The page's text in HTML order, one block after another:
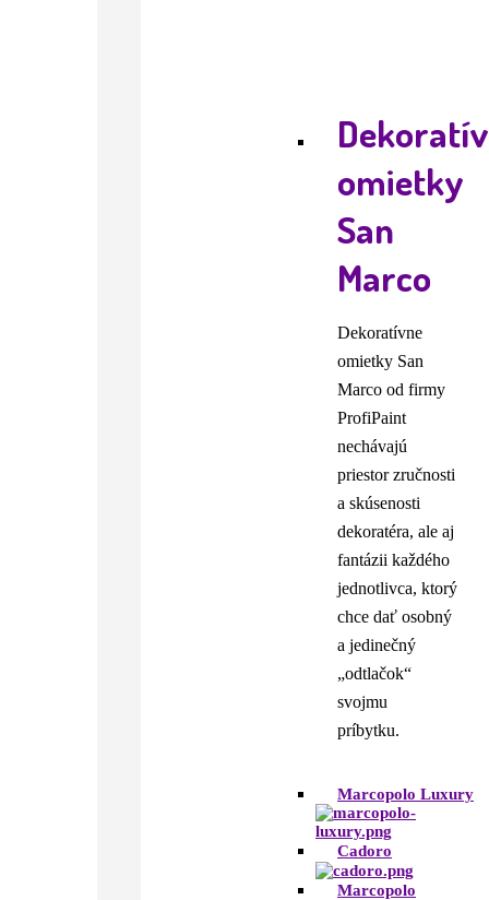
omietky
San
Marco
Dekoratívne
omietky San
Marco od firmy
ProfiPaint
nechávajú
priestor zručnosti
a skúsenosti
dekoratéra, ale aj
fantázii každého
jednotlivca, ktorý
chce dať osobný
a jedinečný
„odtlačok“
svojmu
príbytku.
Marcopolo Luxury
Cadoro
Marcopolo